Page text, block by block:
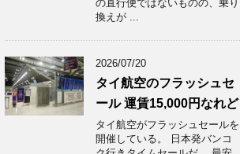
の直行便ではないものの、乗り
換えが ...
2026/07/20
タイ航空のフラッシュセ
ール 運賃15,000円なれど
タイ航空がフラッシュセールを
開催している。 日本発バンコ